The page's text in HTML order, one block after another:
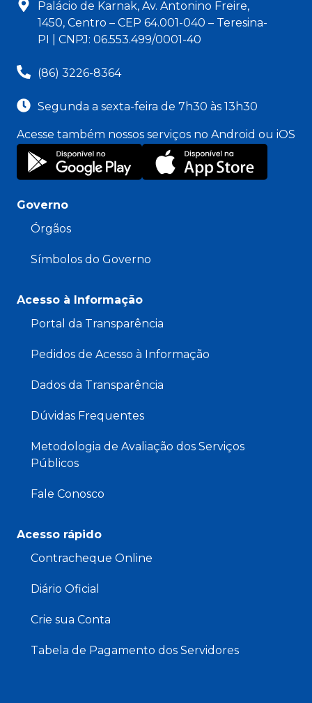
Palácio de Karnak, Av. Antonino Freire,
1450, Centro – CEP 64.001-040 – Teresina-
PI | CNPJ: 06.553.499/0001-40
(86) 3226-8364
Segunda a sexta-feira de 7h30 às 13h30
Acesse também nossos serviços no Android ou iOS
Governo
Órgãos
Símbolos do Governo
Acesso à Informação
Portal da Transparência
Pedidos de Acesso à Informação
Dados da Transparência
Dúvidas Frequentes
Metodologia de Avaliação dos Serviços
Públicos
Fale Conosco
Acesso rápido
Contracheque Online
Diário Oficial
Crie sua Conta
Tabela de Pagamento dos Servidores